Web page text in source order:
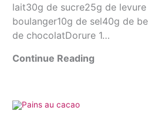
lait30g de sucre25g de
boulanger10g de sel40g de
de chocolatDorure 1…
Continue Reading